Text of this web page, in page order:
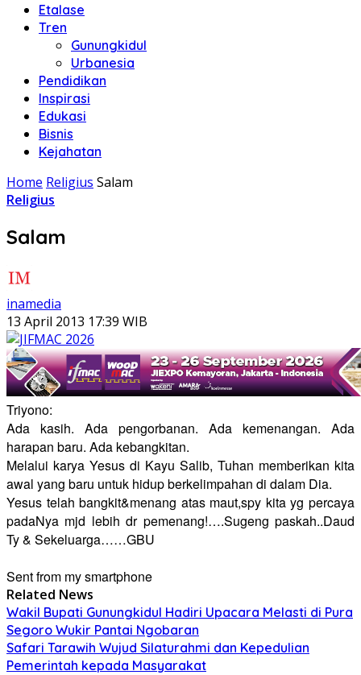
Etalase
Tren
Gunungkidul
Urbanesia
Pendidikan
Inspirasi
Edukasi
Bisnis
Kejahatan
Home Religius Salam
Religius
Salam
inamedia
13 April 2013 17:39 WIB
Triyono:
Ada kasih. Ada pengorbanan. Ada kemenangan. Ada
harapan baru. Ada kebangkitan.
Melalui karya Yesus di Kayu Salib, Tuhan memberikan kita
awal yang baru untuk hidup berkelimpahan di dalam Dia.
Yesus telah bangkit&menang atas maut,spy kita yg percaya
padaNya mjd lebih dr pemenang!….Sugeng paskah..Daud
Ty & Sekeluarga……GBU
Sent from my smartphone
Related News
Wakil Bupati Gunungkidul Hadiri Upacara Melasti di Pura
Segoro Wukir Pantai Ngobaran
Safari Tarawih Wujud Silaturahmi dan Kepedulian
Pemerintah kepada Masyarakat